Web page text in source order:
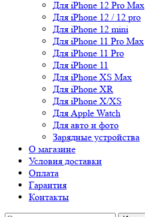
Для iPhone 12 Pro Max
Для iPhone 12 / 12 pro
Для iPhone 12 mini
Для iPhone 11 Pro Max
Для iPhone 11 Pro
Для iPhone 11
Для iPhone XS Max
Для iPhone XR
Для iPhone X/XS
Для Apple Watch
Для авто и фото
Зарядные устройства
О магазине
Условия доставки
Оплата
Гарантия
Контакты